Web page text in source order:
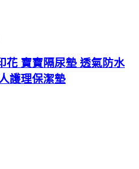
花 寶寶隔尿墊 透氣防水
護理保潔墊